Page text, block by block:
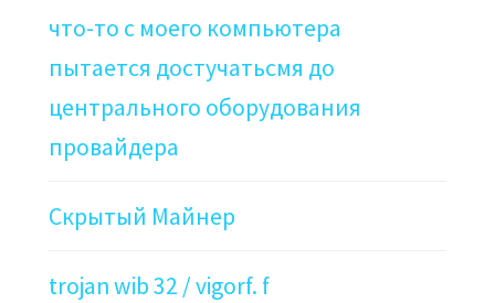
что-то с моего компьютера
пытается достучатьсмя до
центрального оборудования
провайдера
Скрытый Майнер
trojan wib 32 / vigorf. f